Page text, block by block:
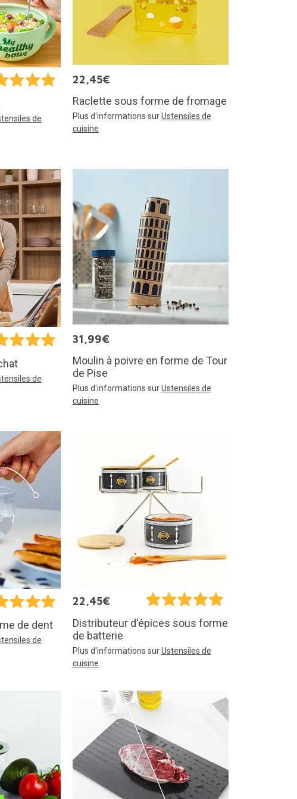
de
22,45€
Raclette sous forme de fromage
Plus d'informations surUstensiles de
cuisine
de
31,99€
Moulin à poivre en forme de Tour
de Pise
Plus d'informations surUstensiles de
cuisine
de dent
de
22,45€
Distributeur d'épices sous forme
de batterie
Plus d'informations surUstensiles de
cuisine